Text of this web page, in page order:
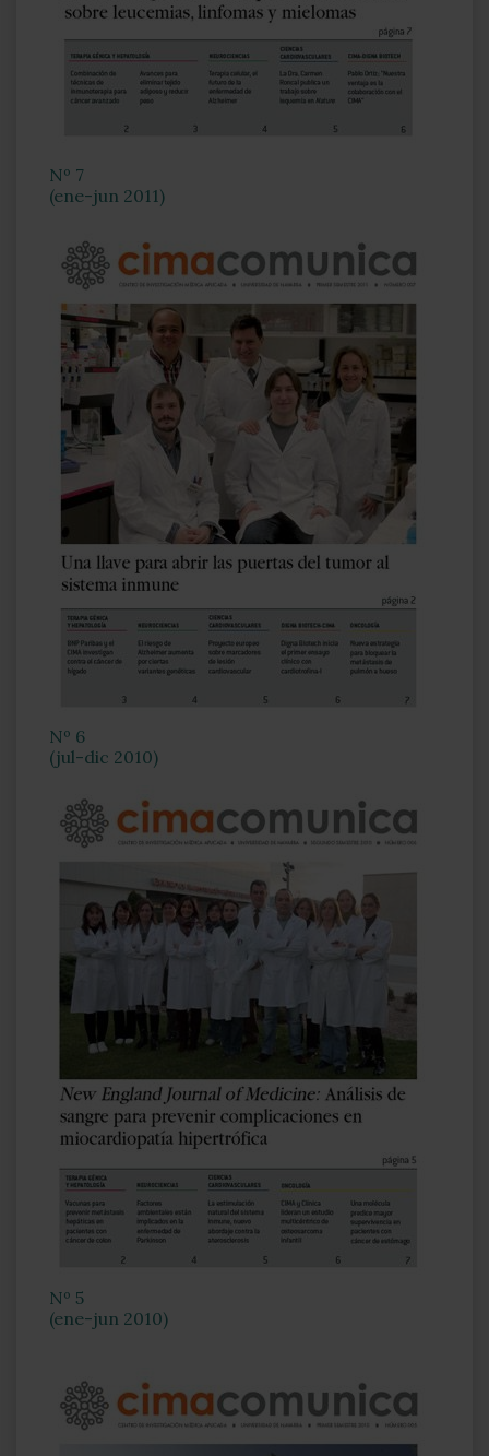
Nº 7
(ene-jun 2011)
Nº 6
(jul-dic 2010)
Nº 5
(ene-jun 2010)